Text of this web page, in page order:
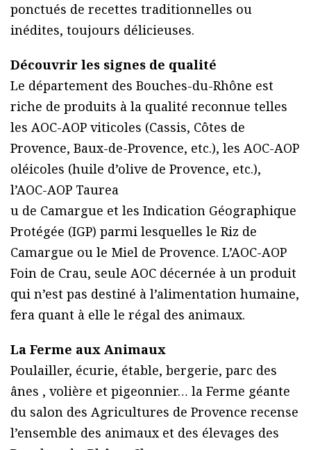
ponctués de recettes traditionnelles ou
inédites, toujours délicieuses.
Découvrir les signes de qualité
Le département des Bouches-du-Rhône est
riche de produits à la qualité reconnue telles
les AOC-AOP viticoles (Cassis, Côtes de
Provence, Baux-de-Provence, etc.), les AOC-AOP
oléicoles (huile d’olive de Provence, etc.),
l’AOC-AOP Taurea
u de Camargue et les Indication Géographique
Protégée (IGP) parmi lesquelles le Riz de
Camargue ou le Miel de Provence. L’AOC-AOP
Foin de Crau, seule AOC décernée à un produit
qui n’est pas destiné à l’alimentation humaine,
fera quant à elle le régal des animaux.
La Ferme aux Animaux
Poulailler, écurie, étable, bergerie, parc des
ânes , volière et pigeonnier… la Ferme géante
du salon des Agricultures de Provence recense
l’ensemble des animaux et des élevages des